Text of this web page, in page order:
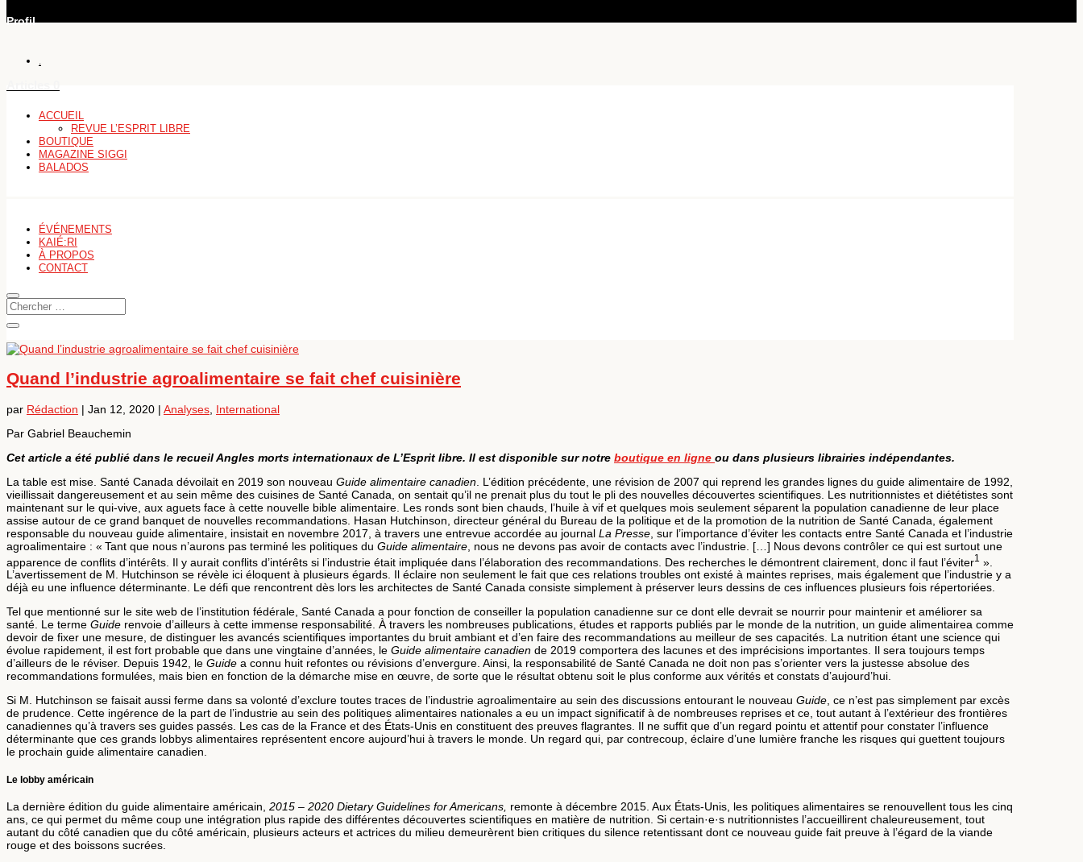
Profil
.
ACCUEIL
REVUE L’ESPRIT LIBRE
BOUTIQUE
MAGAZINE SIGGI
BALADOS
ÉVÉNEMENTS
KAIÉ:RI
À PROPOS
CONTACT
Quand l’industrie agroalimentaire se fait chef cuisinière
par Rédaction | Jan 12, 2020 | Analyses International
Par Gabriel Beauchemin
Cet article a été publié dans le recueil Angles morts internationaux de L’Esprit libre. Il est disponible sur notre boutique en ligne ou dans plusieurs librairies indépendantes.
La table est mise. Santé Canada dévoilait en 2019 son nouveau Guide alimentaire canadien . L’édition précédente, une révision de 2007 qui reprend les grandes lignes du guide alimentaire de 1992,
vieillissait dangereusement et au sein même des cuisines de Santé Canada, on sentait qu’il ne prenait plus du tout le pli des nouvelles découvertes scientifiques. Les nutritionnistes et diététistes sont
maintenant sur le qui-vive, aux aguets face à cette nouvelle bible alimentaire. Les ronds sont bien chauds, l’huile à vif et quelques mois seulement séparent la population canadienne de leur place
assise autour de ce grand banquet de nouvelles recommandations. Hasan Hutchinson, directeur général du Bureau de la politique et de la promotion de la nutrition de Santé Canada, également
responsable du nouveau guide alimentaire, insistait en novembre 2017, à travers une entrevue accordée au journal La Presse , sur l’importance d’éviter les contacts entre Santé Canada et l’industrie
agroalimentaire : « Tant que nous n’aurons pas terminé les politiques du Guide alimentaire , nous ne devons pas avoir de contacts avec l’industrie. […] Nous devons contrôler ce qui est surtout une
apparence de conflits d’intérêts. Il y aurait conflits d’intérêts si l’industrie était impliquée dans l’élaboration des recommandations. Des recherches le démontrent clairement, donc il faut l’éviter1 ».
L’avertissement de M. Hutchinson se révèle ici éloquent à plusieurs égards. Il éclaire non seulement le fait que ces relations troubles ont existé à maintes reprises, mais également que l’industrie y a
déjà eu une influence déterminante. Le défi que rencontrent dès lors les architectes de Santé Canada consiste simplement à préserver leurs dessins de ces influences plusieurs fois répertoriées.
Tel que mentionné sur le site web de l’institution fédérale, Santé Canada a pour fonction de conseiller la population canadienne sur ce dont elle devrait se nourrir pour maintenir et améliorer sa
santé. Le terme Guide renvoie d’ailleurs à cette immense responsabilité. À travers les nombreuses publications, études et rapports publiés par le monde de la nutrition, un guide alimentairea comme
devoir de fixer une mesure, de distinguer les avancés scientifiques importantes du bruit ambiant et d’en faire des recommandations au meilleur de ses capacités. La nutrition étant une science qui
évolue rapidement, il est fort probable que dans une vingtaine d’années, le Guide alimentaire canadien de 2019 comportera des lacunes et des imprécisions importantes. Il sera toujours temps
d’ailleurs de le réviser. Depuis 1942, le Guide a connu huit refontes ou révisions d’envergure. Ainsi, la responsabilité de Santé Canada ne doit non pas s’orienter vers la justesse absolue des
recommandations formulées, mais bien en fonction de la démarche mise en œuvre, de sorte que le résultat obtenu soit le plus conforme aux vérités et constats d’aujourd’hui.
Si M. Hutchinson se faisait aussi ferme dans sa volonté d’exclure toutes traces de l’industrie agroalimentaire au sein des discussions entourant le nouveau Guide, ce n’est pas simplement par excès
de prudence. Cette ingérence de la part de l’industrie au sein des politiques alimentaires nationales a eu un impact significatif à de nombreuses reprises et ce, tout autant à l’extérieur des frontières
canadiennes qu’à travers ses guides passés. Les cas de la France et des États-Unis en constituent des preuves flagrantes. Il ne suffit que d’un regard pointu et attentif pour constater l’influence
déterminante que ces grands lobbys alimentaires représentent encore aujourd’hui à travers le monde. Un regard qui, par contrecoup, éclaire d’une lumière franche les risques qui guettent toujours
le prochain guide alimentaire canadien.
Le lobby américain
La dernière édition du guide alimentaire américain, 2015 – 2020 Dietary Guidelines for Americans, remonte à décembre 2015. Aux États-Unis, les politiques alimentaires se renouvellent tous les cinq
ans, ce qui permet du même coup une intégration plus rapide des différentes découvertes scientifiques en matière de nutrition. Si certain·e·s nutritionnistes l’accueillirent chaleureusement, tout
autant du côté canadien que du côté américain, plusieurs acteurs et actrices du milieu demeurèrent bien critiques du silence retentissant dont ce nouveau guide fait preuve à l’égard de la viande
rouge et des boissons sucrées.